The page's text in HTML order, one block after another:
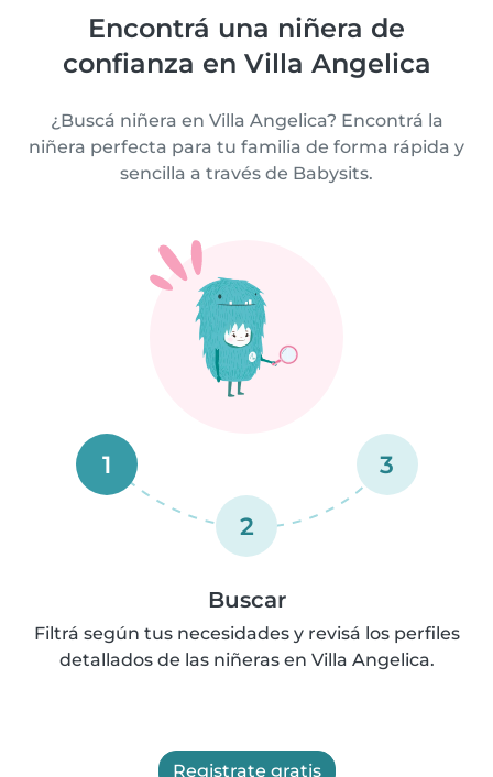
Encontrá una niñera de
confianza en Villa Angelica
¿Buscá niñera en Villa Angelica? Encontrá la
niñera perfecta para tu familia de forma rápida y
sencilla a través de Babysits.
1
2
3
Buscar
Filtrá según tus necesidades y revisá los perfiles
detallados de las niñeras en Villa Angelica.
Registrate gratis